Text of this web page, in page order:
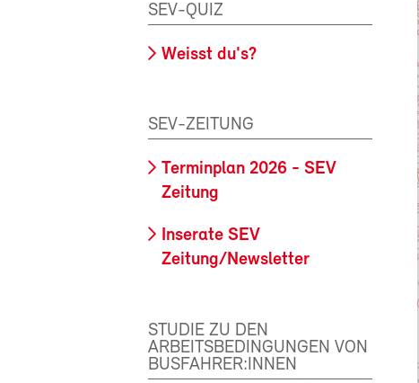
SEV-QUIZ
Weisst du's?
SEV-ZEITUNG
Terminplan 2026 - SEV
Zeitung
Inserate SEV
Zeitung/Newsletter
STUDIE ZU DEN
ARBEITSBEDINGUNGEN VON
BUSFAHRER:INNEN